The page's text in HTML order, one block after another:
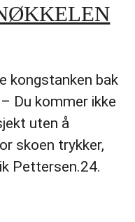
kongstanken bak
Du kommer ikke
uten å
skoen trykker,
Pettersen.24.